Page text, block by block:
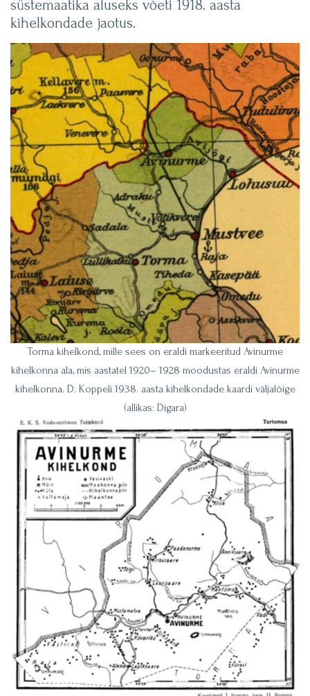
süstemaatika aluseks võeti 1918. aasta
kihelkondade jaotus.
Torma kihelkond, mille sees on eraldi markeeritud Avinurme
kihelkonna ala, mis aastatel 1920– 1928 moodustas eraldi Avinurme
kihelkonna. D. Koppeli 1938. aasta kihelkondade kaardi väljalõige
(allikas: Digara)